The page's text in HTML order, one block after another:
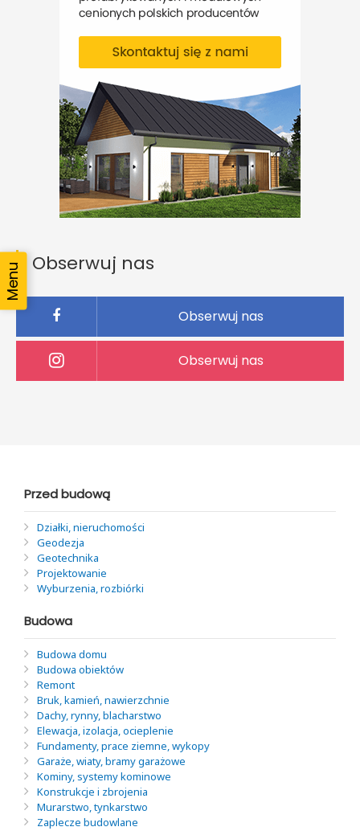
Obserwuj nas
Obserwuj nas
Obserwuj nas
Przed budową
Działki, nieruchomości
Geodezja
Geotechnika
Projektowanie
Wyburzenia, rozbiórki
Budowa
Budowa domu
Budowa obiektów
Remont
Bruk, kamień, nawierzchnie
Dachy, rynny, blacharstwo
Elewacja, izolacja, ocieplenie
Fundamenty, prace ziemne, wykopy
Garaże, wiaty, bramy garażowe
Kominy, systemy kominowe
Konstrukcje i zbrojenia
Murarstwo, tynkarstwo
Zaplecze budowlane